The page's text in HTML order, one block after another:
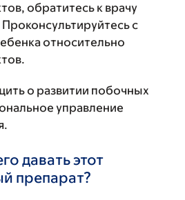
обратитесь к врачу
с
относительно
о развитии побочных
управление
давать этот
препарат?